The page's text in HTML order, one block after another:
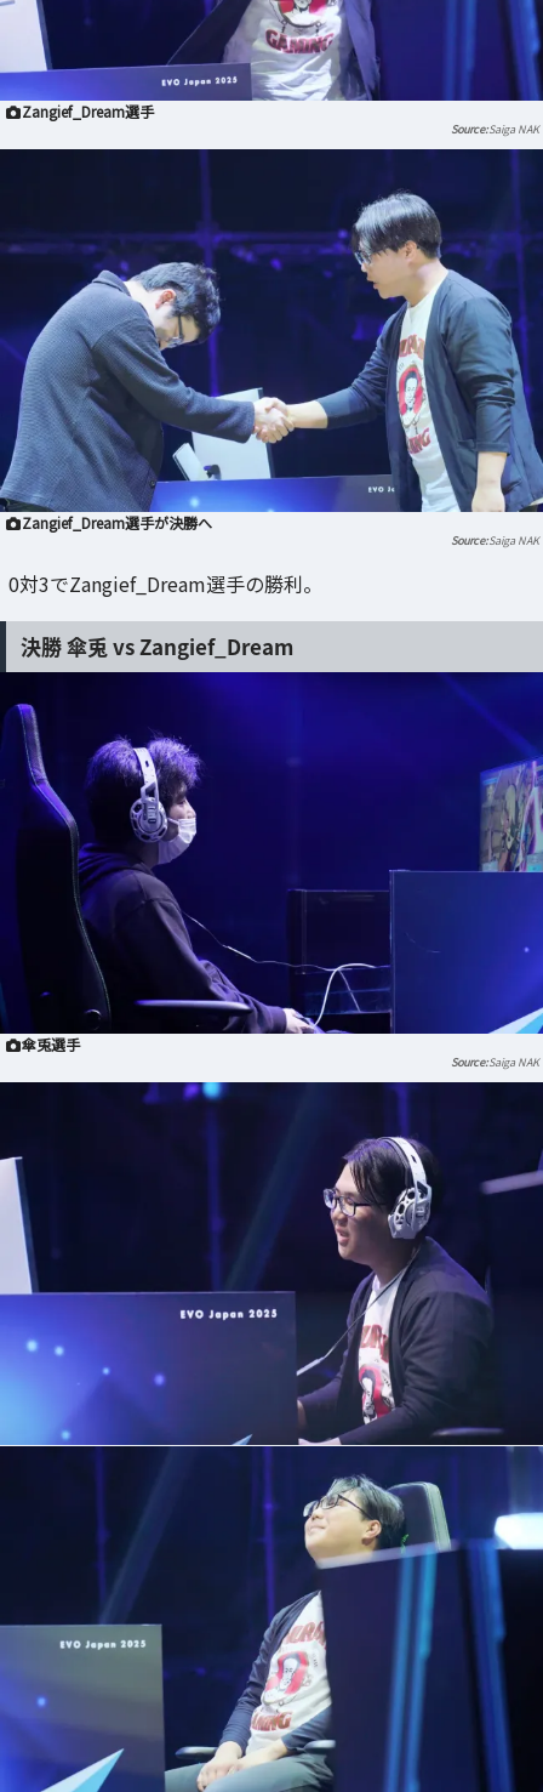
Zangief_Dream選手
Saiga NAK
Zangief_Dream選手が決勝へ
Saiga NAK
0対3でZangief_Dream選手の勝利。
決勝 傘兎 vs Zangief_Dream
傘兎選手
Saiga NAK